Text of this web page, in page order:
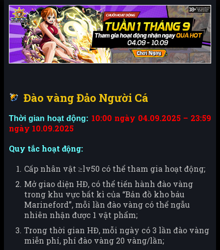
Đào vàng Đảo Người Cá
Thời gian hoạt động: 10:00 ngày 04.09.2025 – 23:59
ngày 10.09.2025
Quy tắc hoạt động:
Cấp nhân vật ≥lv50 có thể tham gia hoạt động;
Mở giao diện HĐ, có thể tiến hành đào vàng
trong khu vực bất kì của “Bản đồ kho báu
Marineford”, mỗi lần đào vàng có thể ngẫu
nhiên nhận được 1 vật phẩm;
Trong thời gian HĐ, mỗi ngày có 3 lần đào vàng
miễn phí, phí đào vàng 20 vàng/lần;